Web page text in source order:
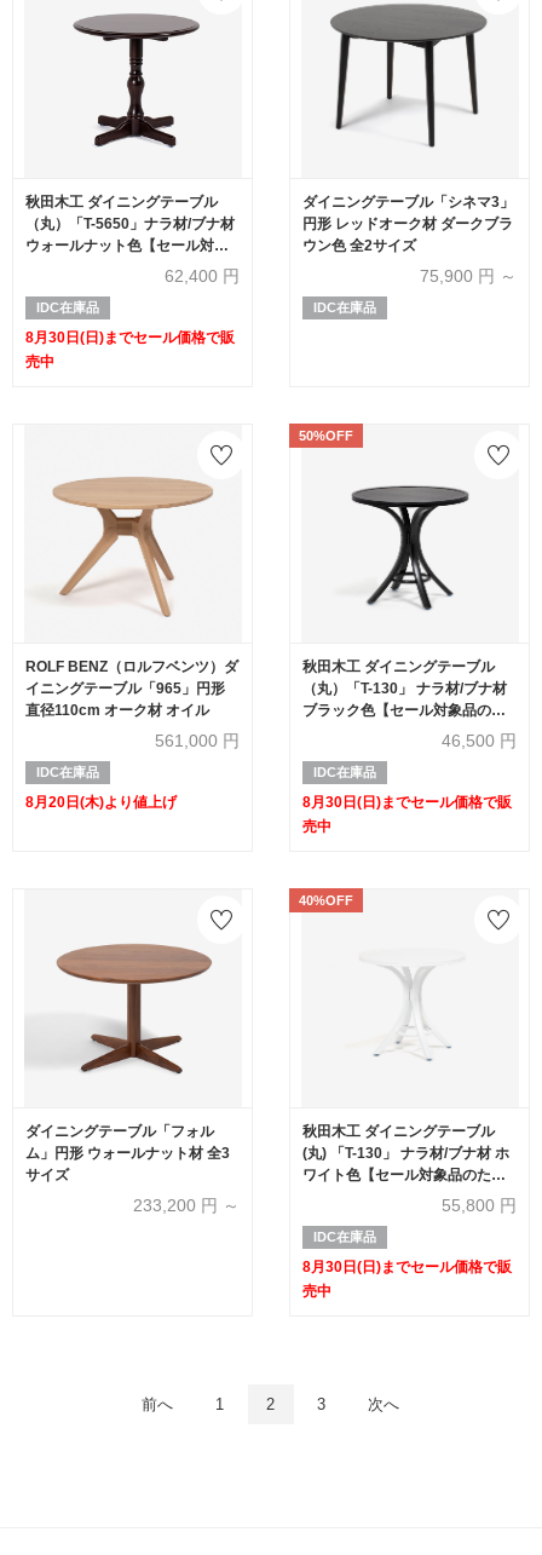
秋田木工 ダイニングテーブル
（丸）「T-5650」ナラ材/ブナ材
ウォールナット色【セール対象
62,400 円
IDC在庫品
8月30日(日)までセール価格で販
売中
ダイニングテーブル「シネマ3」
円形 レッドオーク材 ダークブラ
ウン色 全2サイズ
75,900 円 ～
IDC在庫品
ROLF BENZ（ロルフベンツ）ダ
イニングテーブル「965」円形
直径110cm オーク材 オイル
561,000 円
IDC在庫品
8月20日(木)より値上げ
50%OFF
秋田木工 ダイニングテーブル
（丸）「T-130」 ナラ材/ブナ材
ブラック色【セール対象品のた
46,500 円
IDC在庫品
8月30日(日)までセール価格で販
売中
ダイニングテーブル「フォル
ム」円形 ウォールナット材 全3
サイズ
233,200 円 ～
40%OFF
秋田木工 ダイニングテーブル
(丸) 「T-130」 ナラ材/ブナ材 ホ
ワイト色【セール対象品のため
55,800 円
IDC在庫品
8月30日(日)までセール価格で販
売中
前へ 1 2 3 次へ